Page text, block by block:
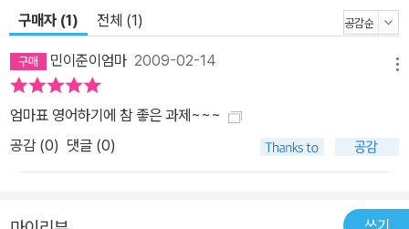
구매자 (1) 전체 (1)
민이준이엄마 2009-02-14
엄마표 영어하기에 참 좋은 과제~~~
공감 (0) 댓글 (0)